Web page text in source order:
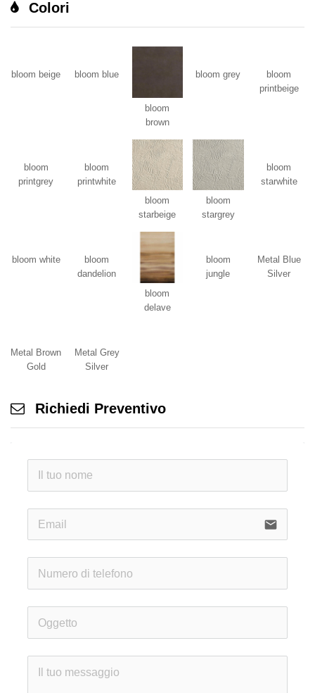
Colori
bloom beige bloom blue
bloom
brown
bloom grey
bloom
printbeige
bloom
printgrey
bloom
printwhite
bloom
starbeige
bloom
stargrey
bloom
starwhite
bloom white
bloom
dandelion
bloom
delave
bloom
jungle
Metal Blue
Silver
Metal Brown
Gold
Metal Grey
Silver
Richiedi Preventivo
email